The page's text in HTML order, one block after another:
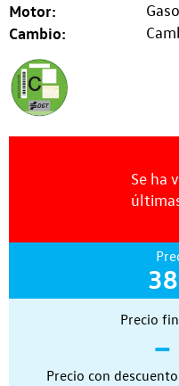
Motor:
Cambio:
Se ha
Precio
Precio con descuento